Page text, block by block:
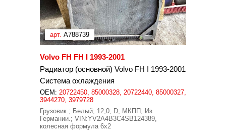
арт. A788739
Volvo FH FH I 1993-2001
Радиатор (основной) Volvo FH I 1993-2001
Система охлаждения
OEM: 20722450, 85000328, 20722440, 85000327,
3944270, 3979728
Грузовик.; Белый; 12,0; D; МКПП; Из
Германии.; VIN:YV2A4B3C4SB124389,
колесная формула 6х2